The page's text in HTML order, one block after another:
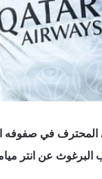
في صفوفه
عن انتر